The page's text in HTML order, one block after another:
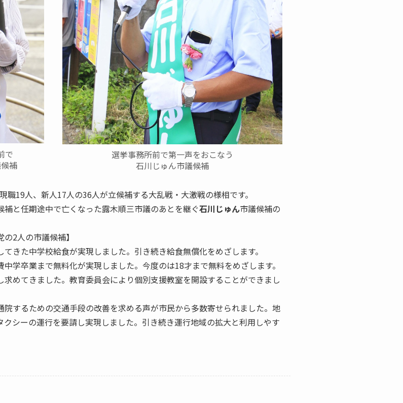
で
補
選挙事務所前で第一声をおこなう
石川じゅん市議候補
19人、新人17人の36人が立候補する大乱戦・大激戦の様相です。
補と任期途中で亡くなった露木順三市議のあとを継ぐ石川じゅん市議候補の
2人の市議候補】
てきた中学校給食が実現しました。引き続き給食無償化をめざします。
中学卒業まで無料化が実現しました。今度のは18才まで無料をめざします。
求めてきました。教育委員会により個別支援教室を開設することができまし
院するための交通手段の改善を求める声が市民から多数寄せられました。地
シーの運行を要請し実現しました。引き続き運行地域の拡大と利用しやす